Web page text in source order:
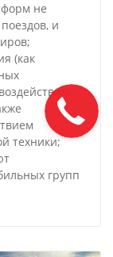
не
и
(как
техники;
групп